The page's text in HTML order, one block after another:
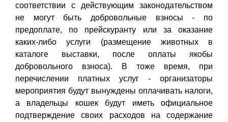
соответствии с действующим законодательством
не могут быть добровольные взносы - по
предоплате, по прейскуранту или за оказание
каких-либо услуги (размещение животных в
каталоге выставки, после оплаты якобы
добровольного взноса). В тоже время, при
перечислении платных услуг - организаторы
мероприятия будут вынуждены оплачивать налоги,
а владельцы кошек будут иметь официальное
подтверждение своих расходов на содержание